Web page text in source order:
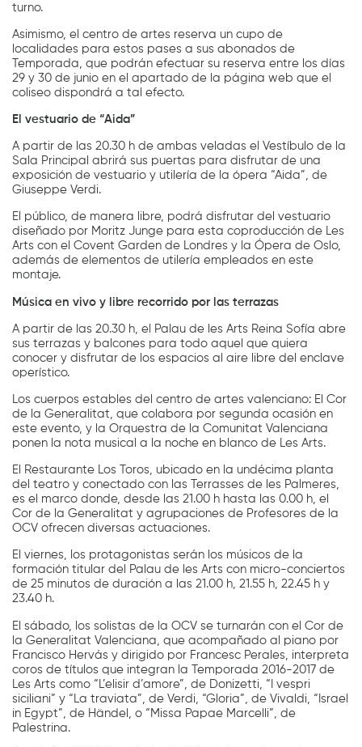
turno.
Asimismo, el centro de artes reserva un cupo de
localidades para estos pases a sus abonados de
Temporada, que podrán efectuar su reserva entre los días
29 y 30 de junio en el apartado de la página web que el
coliseo dispondrá a tal efecto.
El vestuario de “Aida”
A partir de las 20.30 h de ambas veladas el Vestíbulo de la
Sala Principal abrirá sus puertas para disfrutar de una
exposición de vestuario y utilería de la ópera “Aida”, de
Giuseppe Verdi.
El público, de manera libre, podrá disfrutar del vestuario
diseñado por Moritz Junge para esta coproducción de Les
Arts con el Covent Garden de Londres y la Ópera de Oslo,
además de elementos de utilería empleados en este
montaje.
Música en vivo y libre recorrido por las terrazas
A partir de las 20.30 h, el Palau de les Arts Reina Sofía abre
sus terrazas y balcones para todo aquel que quiera
conocer y disfrutar de los espacios al aire libre del enclave
operístico.
Los cuerpos estables del centro de artes valenciano: El Cor
de la Generalitat, que colabora por segunda ocasión en
este evento, y la Orquestra de la Comunitat Valenciana
ponen la nota musical a la noche en blanco de Les Arts.
El Restaurante Los Toros, ubicado en la undécima planta
del teatro y conectado con las Terrasses de les Palmeres,
es el marco donde, desde las 21.00 h hasta las 0.00 h, el
Cor de la Generalitat y agrupaciones de Profesores de la
OCV ofrecen diversas actuaciones.
El viernes, los protagonistas serán los músicos de la
formación titular del Palau de les Arts con micro-conciertos
de 25 minutos de duración a las 21.00 h, 21.55 h, 22.45 h y
23.40 h.
El sábado, los solistas de la OCV se turnarán con el Cor de
la Generalitat Valenciana, que acompañado al piano por
Francisco Hervás y dirigido por Francesc Perales, interpreta
coros de títulos que integran la Temporada 2016-2017 de
Les Arts como “L’elisir d’amore”, de Donizetti, “I vespri
siciliani” y “La traviata”, de Verdi, “Gloria”, de Vivaldi, “Israel
in Egypt”, de Händel, o “Missa Papae Marcelli”, de
Palestrina.